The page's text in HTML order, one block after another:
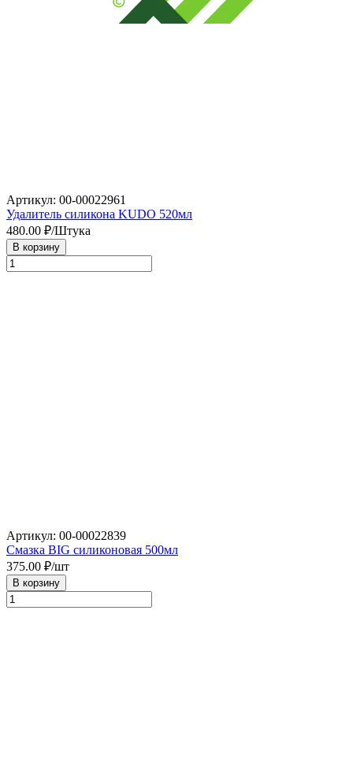
Артикул: 00-00022961
Удалитель силикона KUDO 520мл
480.00 ₽/Штука
В корзину
Артикул: 00-00022839
Смазка BIG силиконовая 500мл
375.00 ₽/шт
В корзину